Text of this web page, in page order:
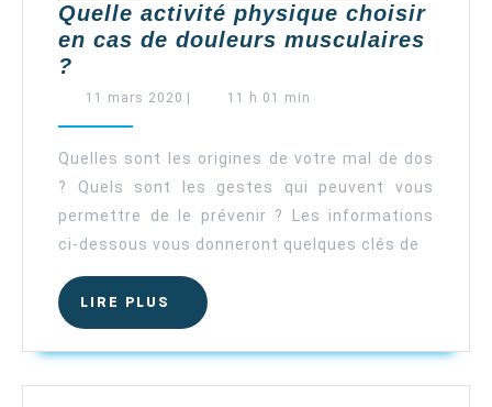
Quelle activité physique choisir
en cas de douleurs musculaires
?
activité
en
cas
de
douleurs
musculaires
?
11 mars 2020 11
11 h 01 min
Quelles sont les origines de votre mal de dos
? Quels sont les gestes qui peuvent vous
permettre de le prévenir ? Les informations
ci-dessous vous donneront quelques clés de
LIRE PLUS
LIRE
PLUS